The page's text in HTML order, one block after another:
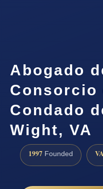
Abogado
Consorcio
Condado
Wight, VA
1997 Founded